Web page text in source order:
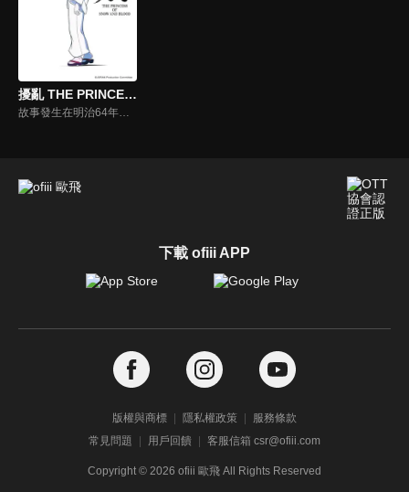
擾亂 THE PRINCESS OF SNOW AND BLOOD
故事發生在明治64年，德川慶喜依然維持著絕對權力的另一個日本。國家掌握了獨特的能源——「龍脈」，江戶時代與科學相結合，實現了獨特的發展。然而在繁華城市的背後，燃燒著革命的火焰，意圖推翻政權的反體制組織「朽繩」正在蠢蠢欲動。負責消滅他們的是德川政府的闇組織「鵺」。小時候被滅門的雪村咲羽成為了「鵺」的處刑人，一直在尋找著她的復仇對象——蛇埜目。
下載 ofiii APP
版權與商標 隱私權政策
服務條款
常見問題
用戶回饋 客服信箱 csr@ofiii.com
Copyright © 2026 ofiii 歐飛 All Rights Reserved